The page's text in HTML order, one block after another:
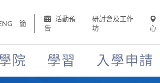
簡
活動預
告
研討會及工作
坊
心
院 學習 入學申請